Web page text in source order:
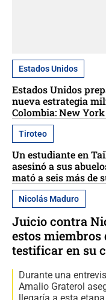
Estados Unidos
Estados Unidos
nueva estrategia
Colombia: New
Tiroteo
Un estudiante en
asesinó a sus
mató a seis más de
Nicolás Maduro
Juicio contra
estos
testificar en su
Durante una
Amalio Graterol